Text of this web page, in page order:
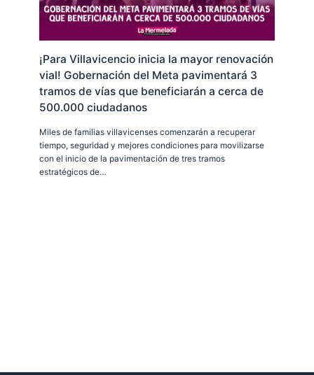
¡Para Villavicencio inicia la mayor renovación
vial! Gobernación del Meta pavimentará 3
tramos de vías que beneficiarán a cerca de
500.000 ciudadanos
Miles de familias villavicenses comenzarán a recuperar
tiempo, seguridad y mejores condiciones para movilizarse
con el inicio de la pavimentación de tres tramos
estratégicos de…